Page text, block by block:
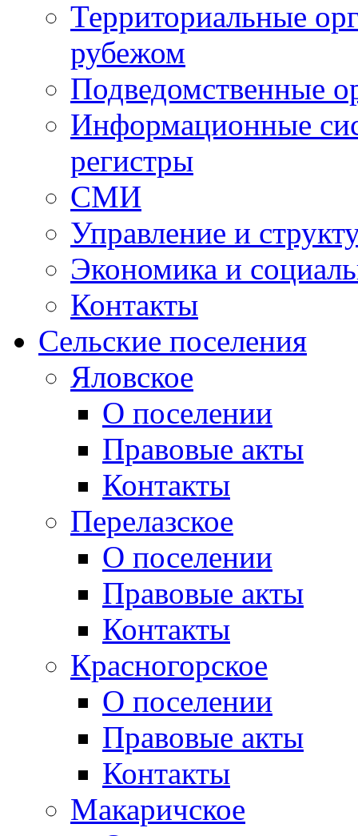
Территориальные
рубежом
Подведомственные
Информационные
регистры
СМИ
Управление и
Экономика и
Контакты
Сельские поселения
Яловское
О поселении
Правовые акты
Контакты
Перелазское
О поселении
Правовые акты
Контакты
Красногорское
О поселении
Правовые акты
Контакты
Макаричское